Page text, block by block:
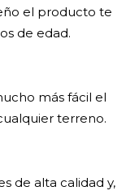
el producto te
de edad.
más fácil el
terreno.
de alta calidad y,